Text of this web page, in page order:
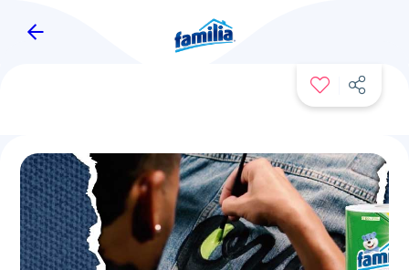
FAMITIPS